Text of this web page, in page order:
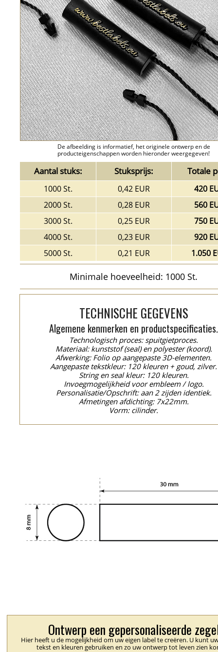
De afbeelding is informatief, het originele ontwerp en de
producteigenschappen worden hieronder weergegeven!
Aantal stuks: Stuksprijs: Totale
1000 St. 0,42 EUR
420
2000 St.
0,28 EUR
560
3000 St.
0,25 EUR
750
4000 St.
0,23 EUR
920
5000 St.
0,21 EUR 1.050
Minimale hoeveelheid: 1000 St.
TECHNISCHE GEGEVENS
Algemene kenmerken en productspecificaties.
Technologisch proces: spuitgietproces.
Materiaal: kunststof (seal) en polyester (koord).
Afwerking: Folio op aangepaste 3D-elementen.
Aangepaste tekstkleur: 120 kleuren + goud, zilver.
String en seal kleur: 120 kleuren.
Invoegmogelijkheid voor embleem / logo.
Personalisatie/Opschrift: aan 2 zijden identiek.
Afmetingen afdichting: 7x22mm.
Vorm: cilinder.
Ontwerp een gepersonaliseerde
Hier heeft u de mogelijkheid om uw eigen label te creëren. U kunt
tekst en kleuren gebruiken en zo uw ontwerp tot leven zien